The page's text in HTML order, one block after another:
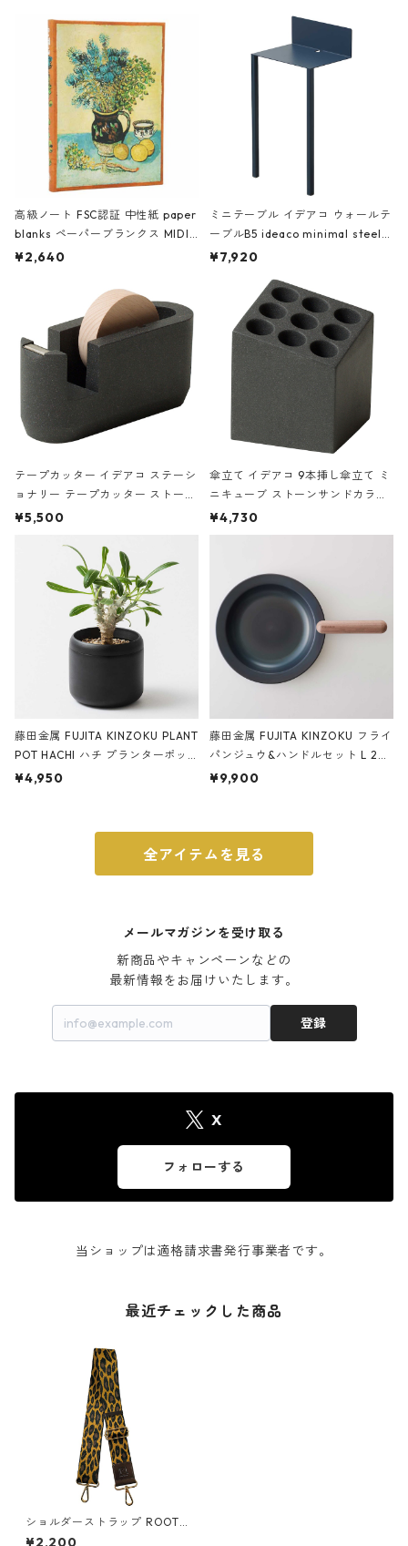
高級ノート FSC認証 中性紙 paper
blanks ペーパーブランクス MIDI
ハードカバー 罫線 ヴァン・ゴッホ
¥2,640
ミニテーブル イデアコ ウォールテ
ーブルB5 ideaco minimal steel f
urniture WALL Table B5 ネイビー
¥7,920
テープカッター イデアコ ステーシ
ョナリー テープカッター ストーン
サンドカラー 石調 ideaco Station
¥5,500
傘立て イデアコ 9本挿し傘立て ミ
ニキューブ ストーンサンドカラー
石調 ideaco Umbrella Stand CUB
E ストーンサンドブラック
¥4,730
藤田金属 FUJITA KINZOKU PLANT
POT HACHI ハチ プランターポッ
ト 3号 ブラック
¥4,950
藤田金属 FUJITA KINZOKU フライ
パンジュウ&ハンドルセット L 24c
m ガス火・IH対応 鉄フライパン
¥9,900
全アイテムを見る
メールマガジンを受け取る
新商品やキャンペーンなどの
最新情報をお届けいたします。
登録
X
フォローする
当ショップは適格請求書発行事業者です。
最近チェックした商品
ショルダーストラップ ROOTO
TE ルートート OP.LT.ストラッ
¥2,200